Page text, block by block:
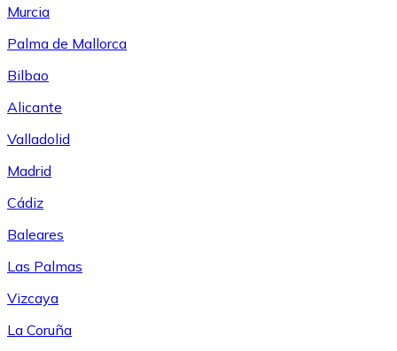
Murcia
Palma de Mallorca
Bilbao
Alicante
Valladolid
Madrid
Cádiz
Baleares
Las Palmas
Vizcaya
La Coruña